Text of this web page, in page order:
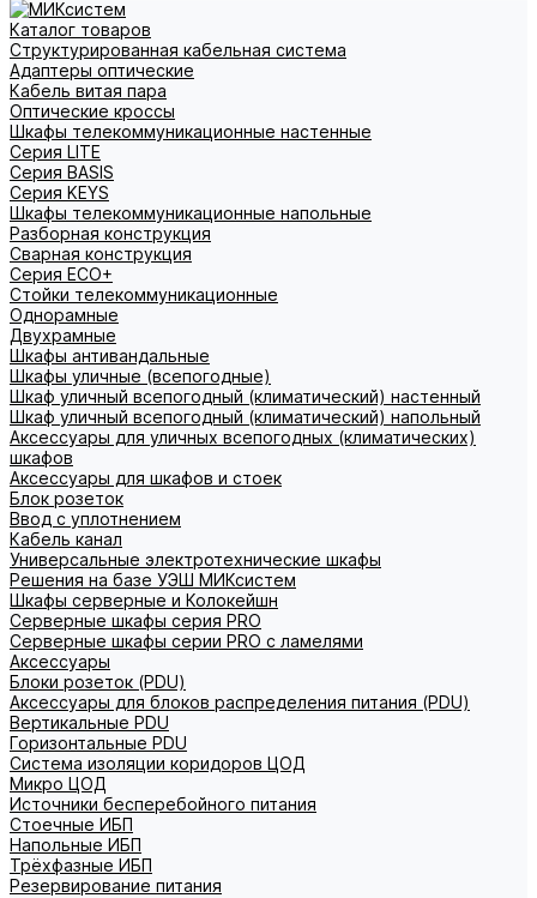
Каталог товаров
Структурированная кабельная система
Адаптеры оптические
Кабель витая пара
Оптические кроссы
Шкафы телекоммуникационные настенные
Cерия LITE
Cерия BASIS
Cерия KEYS
Шкафы телекоммуникационные напольные
Разборная конструкция
Сварная конструкция
Серия ECO+
Стойки телекоммуникационные
Однорамные
Двухрамные
Шкафы антивандальные
Шкафы уличные (всепогодные)
Шкаф уличный всепогодный (климатический) настенный
Шкаф уличный всепогодный (климатический) напольный
Аксессуары для уличных всепогодных (климатических)
шкафов
Аксессуары для шкафов и стоек
Блок розеток
Ввод с уплотнением
Кабель канал
Универсальные электротехнические шкафы
Решения на базе УЭШ МИКсистем
Шкафы серверные и Колокейшн
Серверные шкафы серия PRO
Серверные шкафы серии PRO с ламелями
Аксессуары
Блоки розеток (PDU)
Аксессуары для блоков распределения питания (PDU)
Вертикальные PDU
Горизонтальные PDU
Система изоляции коридоров ЦОД
Микро ЦОД
Источники бесперебойного питания
Стоечные ИБП
Напольные ИБП
Трёхфазные ИБП
Резервирование питания